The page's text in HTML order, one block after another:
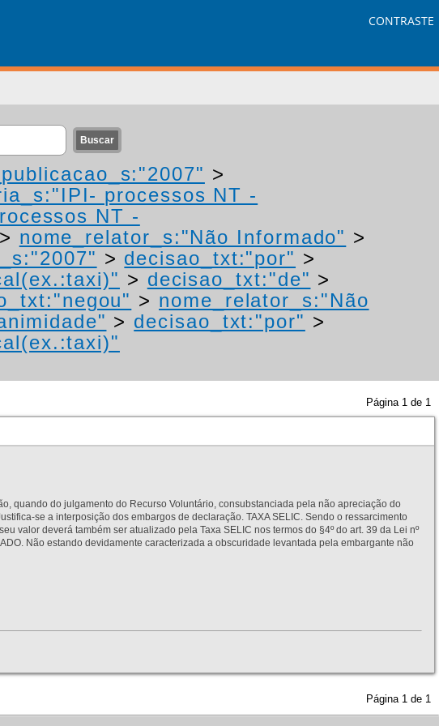
CONTRASTE
>
processos NT -
NT -
> nome_relator_s:"Não Informado" >
> decisao_txt:"por" >
> decisao_txt:"de" >
> nome_relator_s:"Não
> decisao_txt:"por" >
Página 1 de 1
quando do julgamento do Recurso Voluntário, consubstanciada pela não apreciação do
se a interposição dos embargos de declaração. TAXA SELIC. Sendo o ressarcimento
valor deverá também ser atualizado pela Taxa SELIC nos termos do §4º do art. 39 da Lei nº
Não estando devidamente caracterizada a obscuridade levantada pela embargante não
Página 1 de 1